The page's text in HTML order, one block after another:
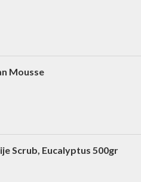
Mousse
Scrub, Eucalyptus 500gr